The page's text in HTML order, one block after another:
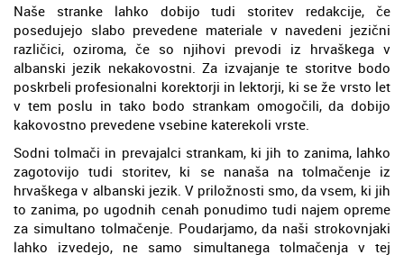
Naše stranke lahko dobijo tudi storitev redakcije, če
posedujejo slabo prevedene materiale v navedeni jezični
različici, oziroma, če so njihovi prevodi iz hrvaškega v
albanski jezik nekakovostni. Za izvajanje te storitve bodo
poskrbeli profesionalni korektorji in lektorji, ki se že vrsto let
v tem poslu in tako bodo strankam omogočili, da dobijo
kakovostno prevedene vsebine katerekoli vrste.
Sodni tolmači in prevajalci strankam, ki jih to zanima, lahko
zagotovijo tudi storitev, ki se nanaša na tolmačenje iz
hrvaškega v albanski jezik. V priložnosti smo, da vsem, ki jih
to zanima, po ugodnih cenah ponudimo tudi najem opreme
za simultano tolmačenje. Poudarjamo, da naši strokovnjaki
lahko izvedejo, ne samo simultanega tolmačenja v tej